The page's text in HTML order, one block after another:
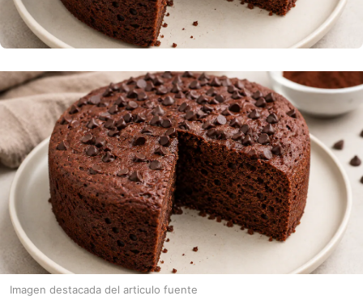
Imagen destacada del articulo fuente